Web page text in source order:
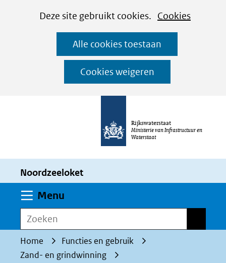
CookiesDeze site gebruikt cookies. Cookies
worden
toegestaan
geweigerd.
Alle cookies toestaan
Cookies weigeren
Ga
naar
de
inhoud
Rijkswaterstaat
Ministerie van Infrastructuur en
Waterstaat
Noordzeeloket
Menu
Zoeken
Home
Functies en gebruik
Zand- en grindwinning